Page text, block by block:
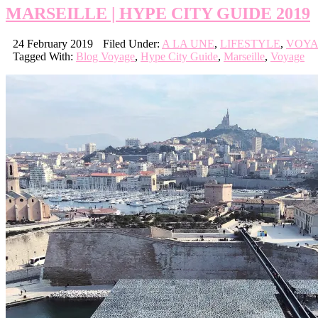
MARSEILLE | HYPE CITY GUIDE 2019
24 February 2019 Filed Under: A LA UNE, LIFESTYLE,
Tagged With: Blog Voyage, Hype City Guide, Marseille, Voyage